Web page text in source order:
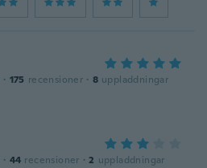
· 175 recensioner · 8 uppladdningar
· 44 recensioner · 2 uppladdningar